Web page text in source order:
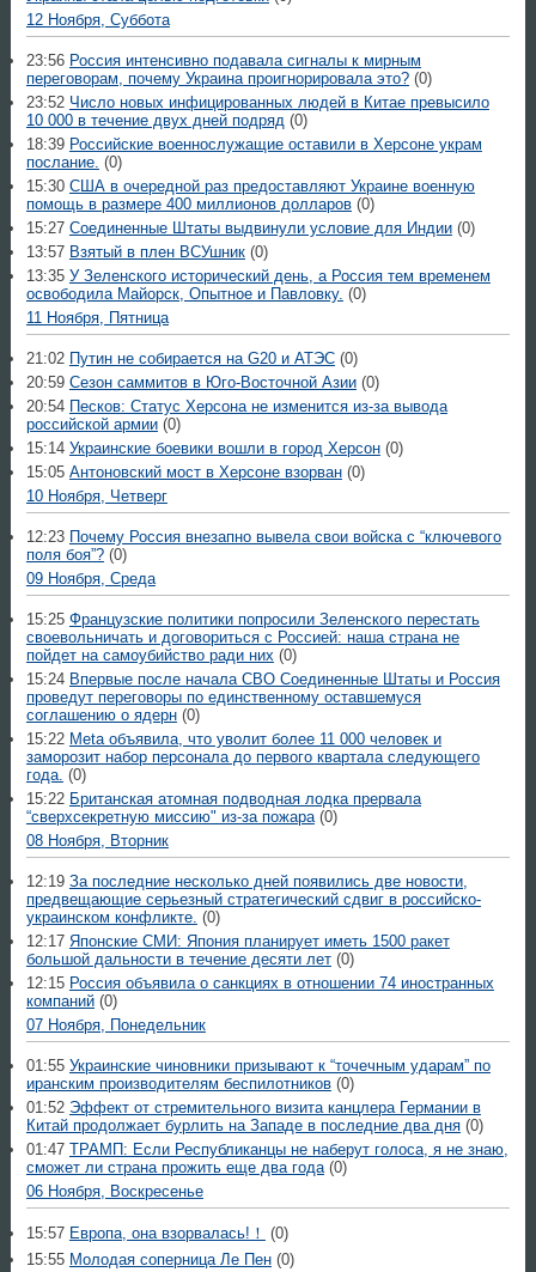
12 Ноября, Суббота
23:56 Россия интенсивно подавала сигналы к мирным
переговорам, почему Украина проигнорировала это? (0)
23:52 Число новых инфицированных людей в Китае превысило
10 000 в течение двух дней подряд (0)
18:39 Российские военнослужащие оставили в Херсоне украм
послание. (0)
15:30 США в очередной раз предоставляют Украине военную
помощь в размере 400 миллионов долларов (0)
15:27 Соединенные Штаты выдвинули условие для Индии (0)
13:57 Взятый в плен ВСУшник (0)
13:35 У Зеленского исторический день, а Россия тем временем
освободила Майорск, Опытное и Павловку. (0)
11 Ноября, Пятница
21:02 Путин не собирается на G20 и АТЭС (0)
20:59 Сезон саммитов в Юго-Восточной Азии (0)
20:54 Песков: Статус Херсона не изменится из-за вывода
российской армии (0)
15:14 Украинские боевики вошли в город Херсон (0)
15:05 Антоновский мост в Херсоне взорван (0)
10 Ноября, Четверг
12:23 Почему Россия внезапно вывела свои войска с “ключевого
поля боя”? (0)
09 Ноября, Среда
15:25 Французские политики попросили Зеленского перестать
своевольничать и договориться с Россией: наша страна не
пойдет на самоубийство ради них (0)
15:24 Впервые после начала СВО Соединенные Штаты и Россия
проведут переговоры по единственному оставшемуся
соглашению о ядерн (0)
15:22 Meta объявила, что уволит более 11 000 человек и
заморозит набор персонала до первого квартала следующего
года. (0)
15:22 Британская атомная подводная лодка прервала
“сверхсекретную миссию" из-за пожара (0)
08 Ноября, Вторник
12:19 За последние несколько дней появились две новости,
предвещающие серьезный стратегический сдвиг в российско-
украинском конфликте. (0)
12:17 Японские СМИ: Япония планирует иметь 1500 ракет
большой дальности в течение десяти лет (0)
12:15 Россия объявила о санкциях в отношении 74 иностранных
компаний (0)
07 Ноября, Понедельник
01:55 Украинские чиновники призывают к “точечным ударам” по
иранским производителям беспилотников (0)
01:52 Эффект от стремительного визита канцлера Германии в
Китай продолжает бурлить на Западе в последние два дня (0)
01:47 ТРАМП: Если Республиканцы не наберут голоса, я не знаю,
сможет ли страна прожить еще два года (0)
06 Ноября, Воскресенье
15:57 Европа, она взорвалась!！ (0)
15:55 Молодая соперница Ле Пен (0)